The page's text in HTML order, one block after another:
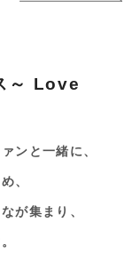
～ Love
ンと一緒に、
、
が集まり、